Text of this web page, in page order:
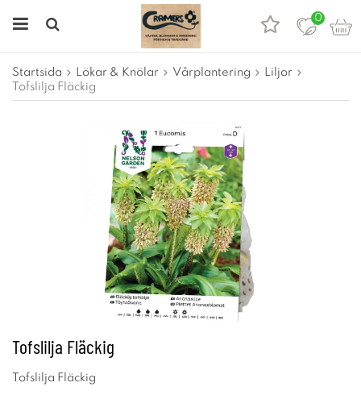
0
Startsida Lökar & Knölar Vårplantering
Liljor
Tofslilja Fläckig
Tofslilja Fläckig
Tofslilja Fläckig